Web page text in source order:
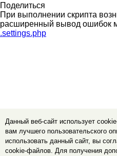
Данный веб-сайт использует
вам лучшего пользовательского
использовать данный сайт, вы
cookie-файлов. Для получения
Поделиться
При выполнении скрипта
расширенный вывод ошибок
.settings.php